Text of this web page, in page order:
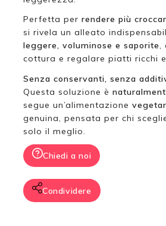
Perfetta per rendere più
si rivela un alleato
leggere, voluminose e saporite,
cottura e regalare piatti ricchi
Senza conservanti, senza
Questa soluzione è
segue un’alimentazione
genuina, pensata per chi
solo il meglio.
Chiedi a noi
Condividere